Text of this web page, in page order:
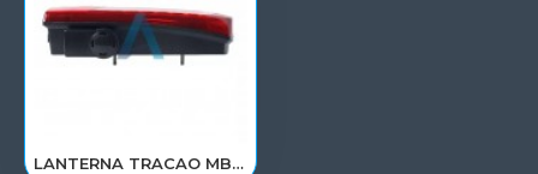
LANTERNA TRACAO MB ACTROS NEW LD COM SIRENE APOS 2021 0035443403/0035448103